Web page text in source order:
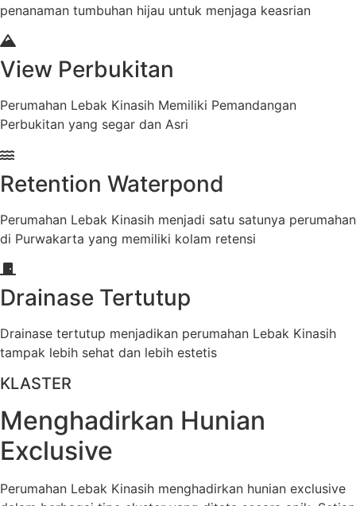
penanaman tumbuhan hijau untuk menjaga keasrian
View Perbukitan
Perumahan Lebak Kinasih Memiliki Pemandangan
Perbukitan yang segar dan Asri
Retention Waterpond
Perumahan Lebak Kinasih menjadi satu satunya perumahan
di Purwakarta yang memiliki kolam retensi
Drainase Tertutup
Drainase tertutup menjadikan perumahan Lebak Kinasih
tampak lebih sehat dan lebih estetis
KLASTER
Menghadirkan Hunian
Exclusive
Perumahan Lebak Kinasih menghadirkan hunian exclusive